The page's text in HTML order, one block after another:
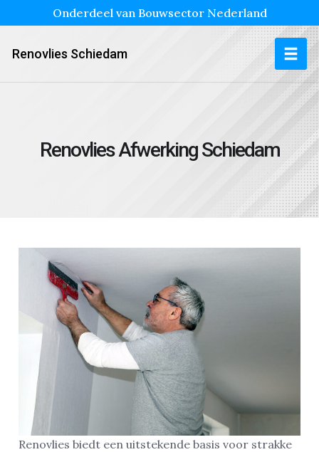
Onderdeel van Bouwsector Nederland
Renovlies Schiedam
Renovlies Afwerking Schiedam
Renovlies biedt een uitstekende basis voor strakke